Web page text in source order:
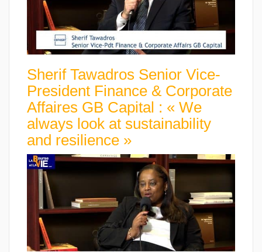
Sherif Tawadros Senior Vice-
President Finance & Corporate
Affaires GB Capital : « We
always look at sustainability
and resilience »